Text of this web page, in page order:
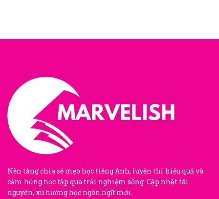
Nền tảng chia sẻ mẹo học tiếng Anh, luyện thi hiệu quả và
cảm hứng học tập qua trải nghiệm sống. Cập nhật tài
nguyên, xu hướng học ngôn ngữ mới.